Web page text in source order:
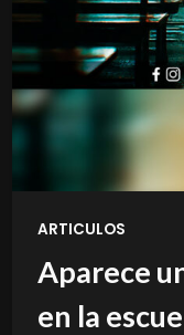
ARTICULOS
Aparece
en la